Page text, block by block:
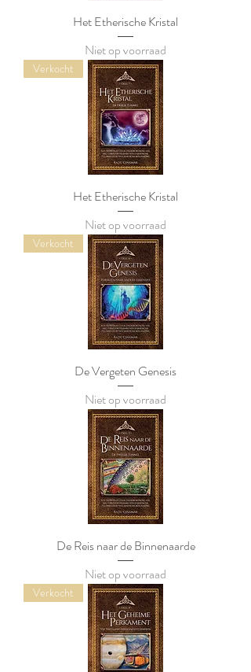
Het Etherische Kristal
Niet op voorraad
Verkocht
Het Etherische Kristal
Niet op voorraad
Verkocht
De Vergeten Genesis
Niet op voorraad
De Reis naar de Binnenaarde
Niet op voorraad
Verkocht